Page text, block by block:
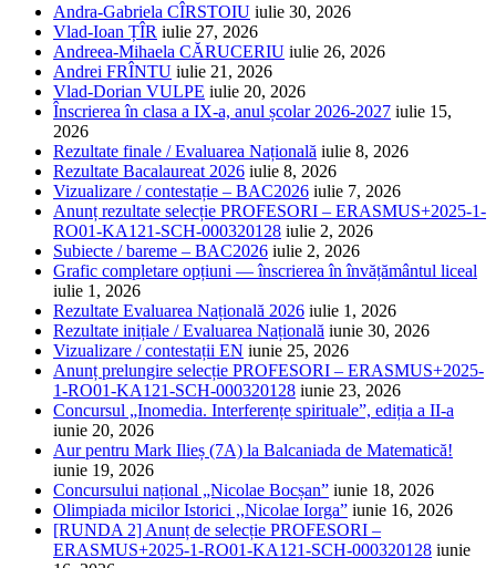
Andra-Gabriela CÎRSTOIU iulie 30, 2026
Vlad-Ioan ȚÎR iulie 27, 2026
Andreea-Mihaela CĂRUCERIU iulie 26, 2026
Andrei FRÎNTU iulie 21, 2026
Vlad-Dorian VULPE iulie 20, 2026
Înscrierea în clasa a IX-a, anul școlar 2026-2027 iulie 15,
2026
Rezultate finale / Evaluarea Națională iulie 8, 2026
Rezultate Bacalaureat 2026 iulie 8, 2026
Vizualizare / contestație – BAC2026 iulie 7, 2026
Anunț rezultate selecție PROFESORI – ERASMUS+2025-1-
RO01-KA121-SCH-000320128 iulie 2, 2026
Subiecte / bareme – BAC2026 iulie 2, 2026
Grafic completare opțiuni — înscrierea în învățământul liceal
iulie 1, 2026
Rezultate Evaluarea Națională 2026 iulie 1, 2026
Rezultate inițiale / Evaluarea Națională iunie 30, 2026
Vizualizare / contestații EN iunie 25, 2026
Anunț prelungire selecție PROFESORI – ERASMUS+2025-
1-RO01-KA121-SCH-000320128 iunie 23, 2026
Concursul „Inomedia. Interferențe spirituale”, ediția a II-a
iunie 20, 2026
Aur pentru Mark Ilieș (7A) la Balcaniada de Matematică!
iunie 19, 2026
Concursului național „Nicolae Bocșan” iunie 18, 2026
Olimpiada micilor Istorici ,,Nicolae Iorga” iunie 16, 2026
[RUNDA 2] Anunț de selecție PROFESORI –
ERASMUS+2025-1-RO01-KA121-SCH-000320128 iunie